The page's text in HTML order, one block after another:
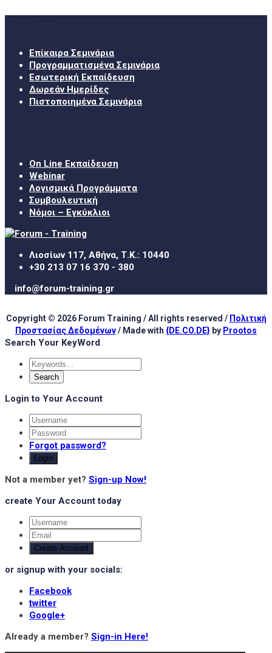
Επίκαιρα Σεμινάρια
Προγραμματισμένα Σεμινάρια
Εσωτερική Εκπαίδευση
Δωρεάν Ημερίδες
Πιστοποιημένα Σεμινάρια
On Line Εκπαίδευση
Webinar
Λογισμικά Προγράμματα
Συμβουλευτική
Νόμοι – Εγκύκλιοι
Λιοσίων 117, Αθήνα, Τ.Κ.: 10440
+30 213 07 16 370 - 380
info@forum-training.gr
Copyright © 2026 Forum Training / All rights reserved / Πολιτική
Προστασίας Δεδομένων/ Made with {DE.CO.DE} by Prootos
Search Your KeyWord
Login to Your Account
Forgot password?
Login
Not a member yet? Sign-up Now!
create Your Account today
Create Account
or signup with your socials:
Facebook
twitter
Google+
Already a member? Sign-in Here!